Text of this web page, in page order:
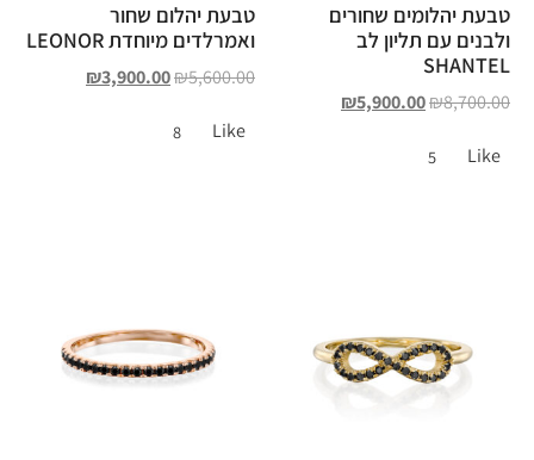
טבעת יהלומים שחורים
ולבנים עם תליון לב
SHANTEL
₪8,700.00
₪5,900.00
Like
5
טבעת יהלום שחור
ואמרלדים מיוחדת LEONOR
₪5,600.00
₪3,900.00
Like
8